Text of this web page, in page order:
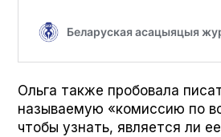
Ольга также пробовала
называемую «комиссию по
чтобы узнать, является ли